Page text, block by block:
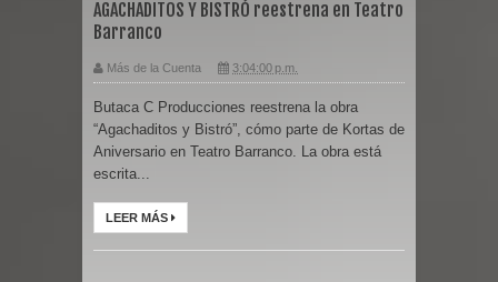
AGACHADITOS Y BISTRÓ reestrena en Teatro
Barranco
Más de la Cuenta 3:04:00 p.m.
Butaca C Producciones reestrena la obra
“Agachaditos y Bistró”, cómo parte de Kortas de
Aniversario en Teatro Barranco. La obra está
escrita...
LEER MÁS